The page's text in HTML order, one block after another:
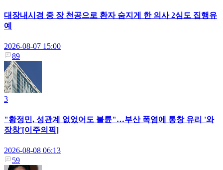
대장내시경 중 장 천공으로 환자 숨지게 한 의사 2심도 집행유
예
2026-08-07 15:00
89
3
"황정민, 성관계 없었어도 불륜"…부산 폭염에 통창 유리 '와
장창'[이주의픽]
2026-08-08 06:13
59